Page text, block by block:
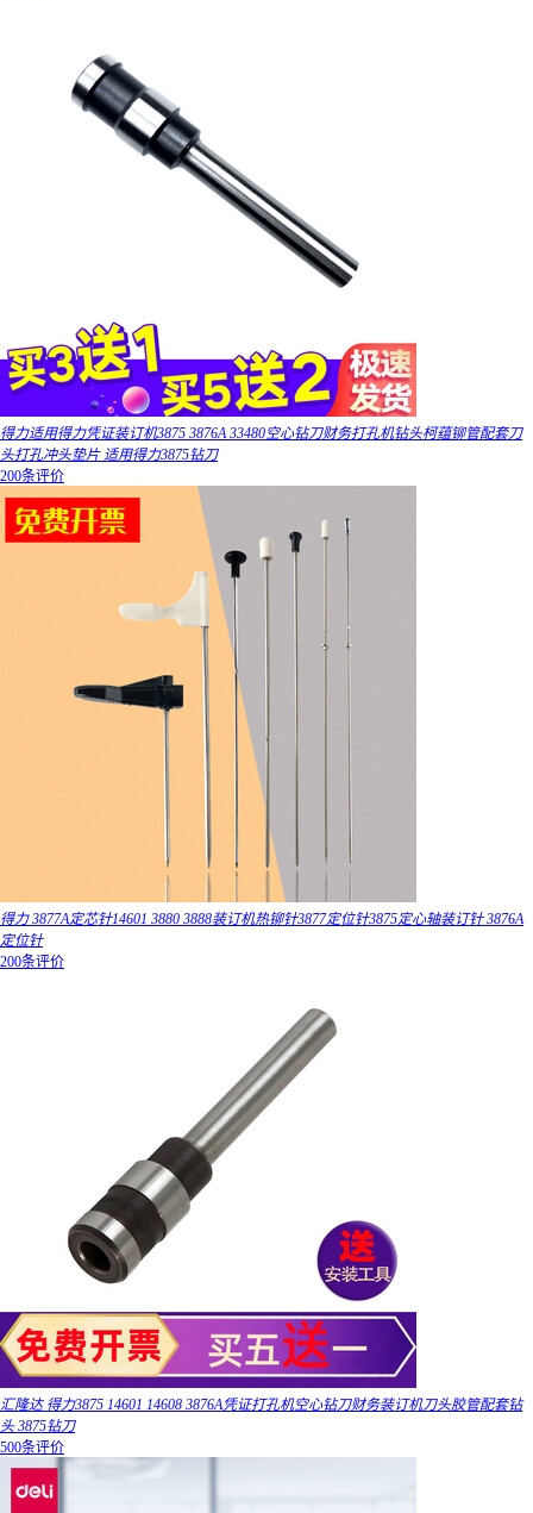
得力适用得力凭证装订机3875 3876A 33480空心钻刀财务打孔机钻头柯蕴铆管配套刀
头打孔冲头垫片 适用得力3875钻刀
200条评价
得力 3877A定芯针14601 3880 3888装订机热铆针3877定位针3875定心轴装订针 3876A
定位针
200条评价
汇隆达 得力3875 14601 14608 3876A凭证打孔机空心钻刀财务装订机刀头胶管配套钻
头 3875钻刀
500条评价